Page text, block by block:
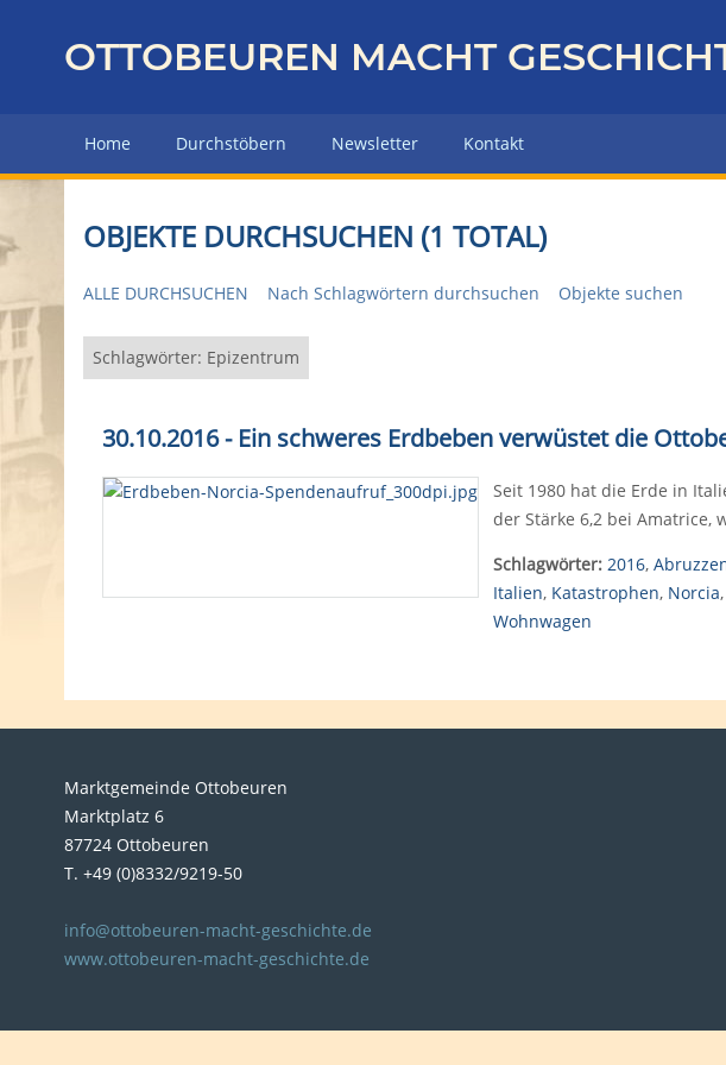
z
r
H
u
p
e
OTTOBEUREN MACHT
Home Durchstöbern Newsletter Kontakt
OBJEKTE DURCHSUCHEN (1 TOTAL)
ALLE DURCHSUCHEN Nach Schlagwörtern durchsuchen Objekte suchen
Schlagwörter: Epizentrum
30.10.2016 - Ein schweres Erdbeben verwüstet die
Seit 1980 hat die Erde in
der Stärke 6,2 bei Amatrice,
Schlagwörter: 2016,
Italien, Katastrophen, Norcia,
Wohnwagen
Marktgemeinde Ottobeuren
Marktplatz 6
87724 Ottobeuren
T. +49 (0)8332/9219-50
info@ottobeuren-macht-geschichte.de
www.ottobeuren-macht-geschichte.de